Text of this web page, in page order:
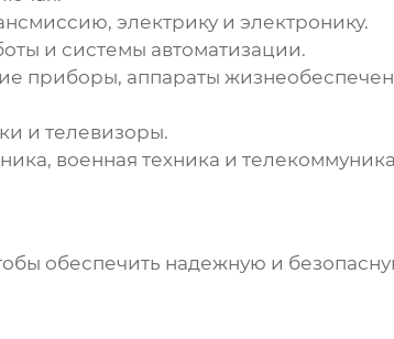
электрику и электронику.
и системы автоматизации.
приборы, аппараты
и телевизоры.
военная техника и
обеспечить надежную и